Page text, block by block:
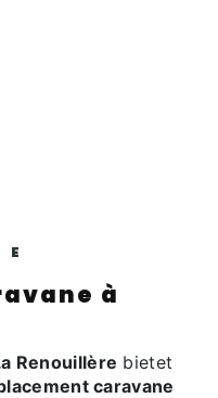
à
Renouillère bietet
caravane